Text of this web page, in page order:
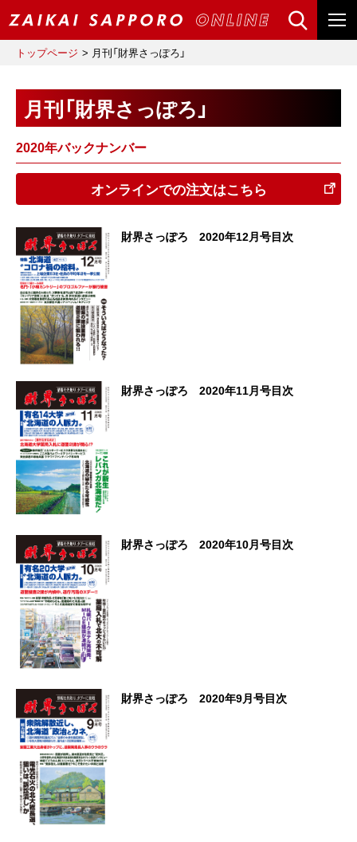
トップページ 月刊「財界さっぽろ」
月刊「財界さっぽろ」
2020年バックナンバー
オンラインでの注文はこちら
財界さっぽろ 2020年12月号目次
財界さっぽろ 2020年11月号目次
財界さっぽろ 2020年10月号目次
財界さっぽろ 2020年9月号目次